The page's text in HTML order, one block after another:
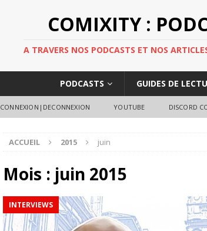
COMIXITY :
A TRAVERS NOS PODCASTS ET NOS
PODCASTS GUIDES DE
CONNEXION|DECONNEXION YOUTUBE DISCORD
ACCUEIL 2015 juin
Mois : juin 2015
INTERVIEWS